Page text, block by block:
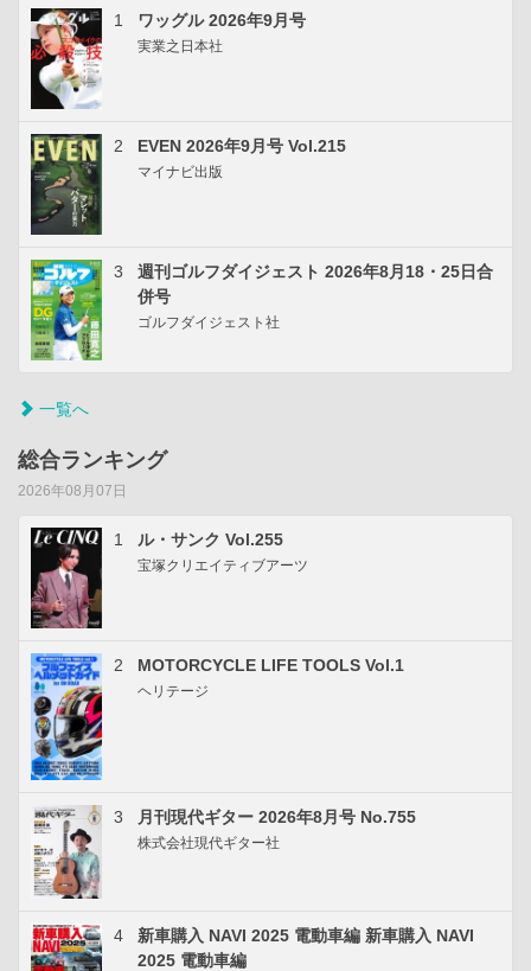
1 ワッグル 2026年9月号
実業之日本社
2 EVEN 2026年9月号 Vol.215
マイナビ出版
3
週刊ゴルフダイジェスト 2026年8月18・25日合
併号
ゴルフダイジェスト社
一覧へ
総合ランキング
2026年08月07日
1 ル・サンク Vol.255
宝塚クリエイティブアーツ
2 MOTORCYCLE LIFE TOOLS Vol.1
ヘリテージ
3 月刊現代ギター 2026年8月号 No.755
株式会社現代ギター社
4
新車購入 NAVI 2025 電動車編 新車購入 NAVI
2025 電動車編